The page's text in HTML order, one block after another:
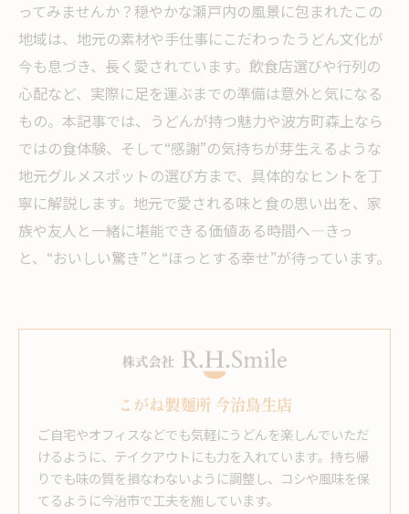
ってみませんか？穏やかな瀬戸内の風景に包まれたこの
地域は、地元の素材や手仕事にこだわったうどん文化が
今も息づき、長く愛されています。飲食店選びや行列の
心配など、実際に足を運ぶまでの準備は意外と気になる
もの。本記事では、うどんが持つ魅力や波方町森上なら
ではの食体験、そして“感謝”の気持ちが芽生えるような
地元グルメスポットの選び方まで、具体的なヒントを丁
寧に解説します。地元で愛される味と食の思い出を、家
族や友人と一緒に堪能できる価値ある時間へ―きっ
と、“おいしい驚き”と“ほっとする幸せ”が待っています。
こがね製麺所 今治鳥生店
ご自宅やオフィスなどでも気軽にうどんを楽しんでいただ
けるように、テイクアウトにも力を入れています。持ち帰
りでも味の質を損なわないように調整し、コシや風味を保
てるように今治市で工夫を施しています。